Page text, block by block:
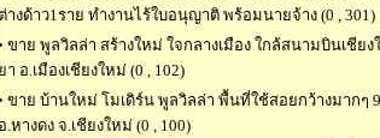
ต่างด้าว1ราย ทำงานไร้ใบอนุญาติ พร้อมนายจ้าง (0 , 301)
ขาย พูลวิลล่า สร้างใหม่ ใจกลางเมือง ใกล้สนามบินเชีย
ยา อ.เมืองเชียงใหม่ (0 , 102)
ขาย บ้านใหม่ โมเดิร์น พูลวิลล่า พื้นที่ใช้สอยกว้างมากๆ
อ.หางดง จ.เชียงใหม่ (0 , 100)